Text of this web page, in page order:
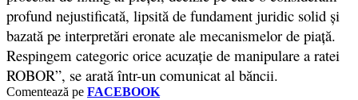
profund nejustificată, lipsită de fundament juridic solid şi
bazată pe interpretări eronate ale mecanismelor de piaţă.
Respingem categoric orice acuzaţie de manipulare a ratei
ROBOR”, se arată într-un comunicat al băncii.
Comentează pe FACEBOOK